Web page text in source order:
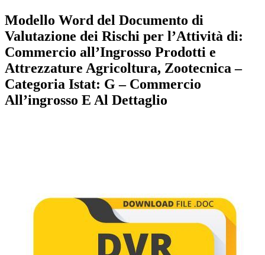
Modello Word del Documento di
Valutazione dei Rischi per l’Attività di:
Commercio all’Ingrosso Prodotti e
Attrezzature Agricoltura, Zootecnica –
Categoria Istat: G – Commercio
All’ingrosso E Al Dettaglio